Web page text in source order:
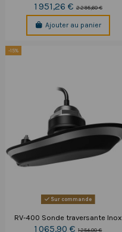
1 951,26 € 2 295,60 €
Ajouter au panier
-15%
Sur commande
RV-400 Sonde traversante Inox
1 065,90 €1 254,00 €